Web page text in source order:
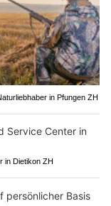
in Pfungen ZH
in Dietikon ZH